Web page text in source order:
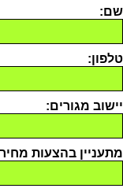
שם:
טלפון:
יישוב מגורים:
מתעניין בהצעות